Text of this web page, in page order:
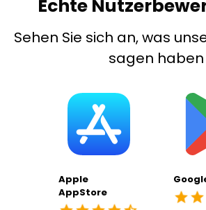
Echte
Sehen Sie sich an, was
sagen haben
Apple
AppStore